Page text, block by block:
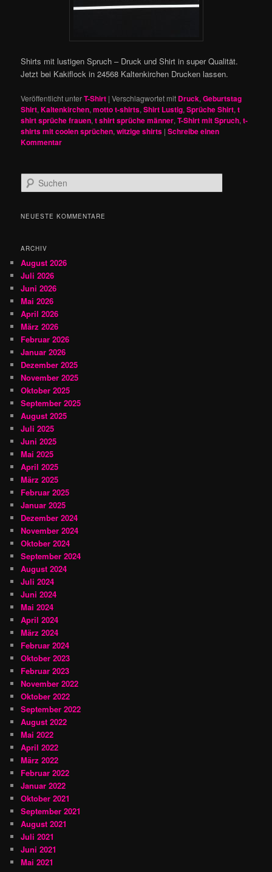
Shirts mit lustigen Spruch – Druck und Shirt in super Qualität.
Jetzt bei Kakiflock in 24568 Kaltenkirchen Drucken lassen.
Veröffentlicht unterT-Shirt |Verschlagwortet mit Druck,Geburtstag
Shirt,Kaltenkirchen,motto t-shirts,Shirt Lustig,Sprüche Shirt,t
shirt sprüche frauen,t shirt sprüche männer,T-Shirt mit Spruch,t-
shirts mit coolen sprüchen,witzige shirts |Schreibe einen
Kommentar
u
h
NEUESTE KOMMENTARE
ARCHIV
August 2026
Juli 2026
Juni 2026
Mai 2026
April 2026
März 2026
Februar 2026
Januar 2026
Dezember 2025
November 2025
Oktober 2025
September 2025
August 2025
Juli 2025
Juni 2025
Mai 2025
April 2025
März 2025
Februar 2025
Januar 2025
Dezember 2024
November 2024
Oktober 2024
September 2024
August 2024
Juli 2024
Juni 2024
Mai 2024
April 2024
März 2024
Februar 2024
Oktober 2023
Februar 2023
November 2022
Oktober 2022
September 2022
August 2022
Mai 2022
April 2022
März 2022
Februar 2022
Januar 2022
Oktober 2021
September 2021
August 2021
Juli 2021
Juni 2021
Mai 2021